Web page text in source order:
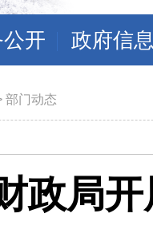
开 政府信
部门动态
政局